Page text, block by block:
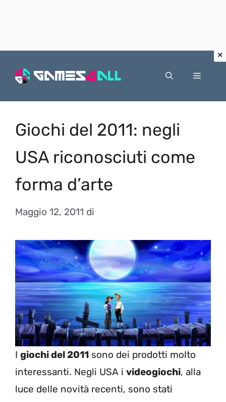
Menu
Giochi del 2011: negli
USA riconosciuti come
forma d’arte
Maggio 12, 2011 di
I giochi del 2011 sono dei prodotti molto
interessanti. Negli USA i videogiochi, alla
luce delle novità recenti, sono stati